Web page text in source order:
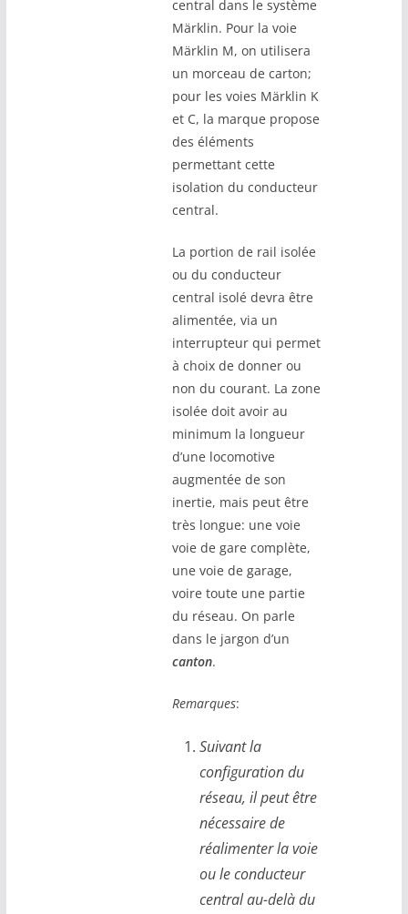
central dans le système
Märklin. Pour la voie
Märklin M, on utilisera
un morceau de carton;
pour les voies Märklin K
et C, la marque propose
des éléments
permettant cette
isolation du conducteur
central.
La portion de rail isolée
ou du conducteur
central isolé devra être
alimentée, via un
interrupteur qui permet
à choix de donner ou
non du courant. La zone
isolée doit avoir au
minimum la longueur
d’une locomotive
augmentée de son
inertie, mais peut être
très longue: une voie
voie de gare complète,
une voie de garage,
voire toute une partie
du réseau. On parle
dans le jargon d’un
canton.
Remarques:
Suivant la
configuration du
réseau, il peut être
nécessaire de
réalimenter la voie
ou le conducteur
central au-delà du